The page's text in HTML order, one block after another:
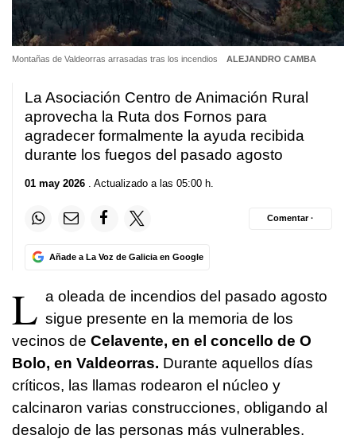
Montañas de Valdeorras arrasadas tras los incendios ALEJANDRO CAMBA
La Asociación Centro de Animación Rural
aprovecha la Ruta dos Fornos para
agradecer formalmente la ayuda recibida
durante los fuegos del pasado agosto
01 may 2026 . Actualizado a las 05:00 h.
Añade a La Voz de Galicia en Google
Comentar ·
L a oleada de incendios del pasado agosto
sigue presente en la memoria de los
vecinos de Celavente, en el concello de O
Bolo, en Valdeorras. Durante aquellos días
críticos, las llamas rodearon el núcleo y
calcinaron varias construcciones, obligando al
desalojo de las personas más vulnerables.